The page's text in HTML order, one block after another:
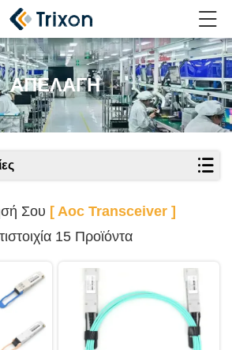
ΑΠΕΛΑΓΗ
Σου [ Aoc Transceiver ]
15 Προϊόντα